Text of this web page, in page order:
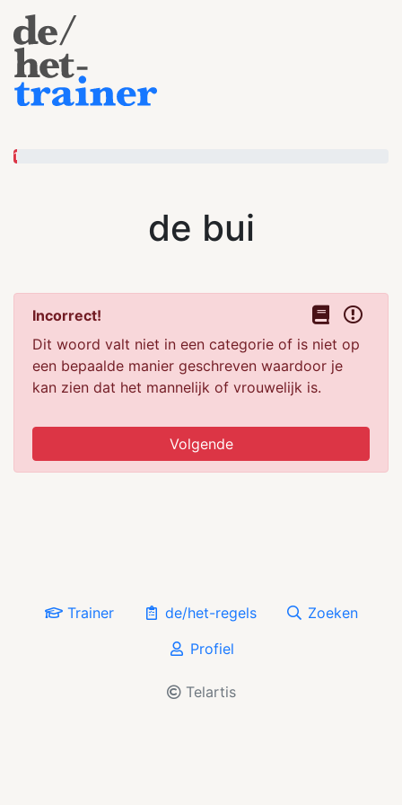
1
de bui
Incorrect!
Dit woord valt niet in een categorie of is niet op
een bepaalde manier geschreven waardoor je
kan zien dat het mannelijk of vrouwelijk is.
Volgende
Trainer de/het-regels
Zoeken
Profiel
Telartis